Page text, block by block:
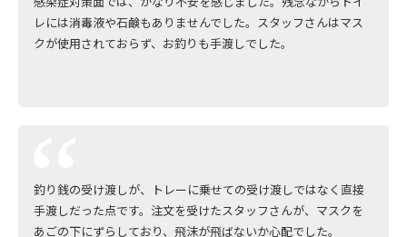
レには消毒液や石鹸もありませんでした。スタッフさんはマス
クが使用されておらず、お釣りも手渡しでした。
釣り銭の受け渡しが、トレーに乗せての受け渡しではなく直接
手渡しだった点です。注文を受けたスタッフさんが、マスクを
あごの下にずらしており、飛沫が飛ばないか心配でした。